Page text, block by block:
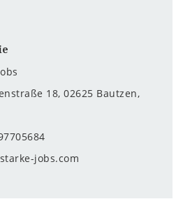
18, 02625 Bautzen,
jobs.com